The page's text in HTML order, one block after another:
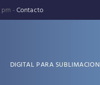
pm -Contacto
DIGITAL PARA SUBLIMACION